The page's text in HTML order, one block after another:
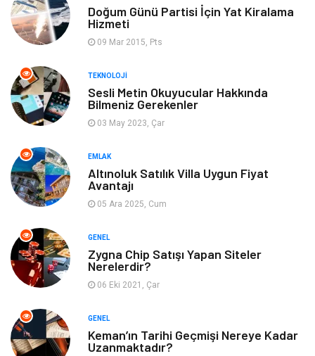
Doğum Günü Partisi İçin Yat Kiralama
Hizmeti
09 Mar 2015, Pts
TEKNOLOJI
Sesli Metin Okuyucular Hakkında
Bilmeniz Gerekenler
03 May 2023, Çar
EMLAK
Altınoluk Satılık Villa Uygun Fiyat
Avantajı
05 Ara 2025, Cum
GENEL
Zygna Chip Satışı Yapan Siteler
Nerelerdir?
06 Eki 2021, Çar
GENEL
Keman’ın Tarihi Geçmişi Nereye Kadar
Uzanmaktadır?